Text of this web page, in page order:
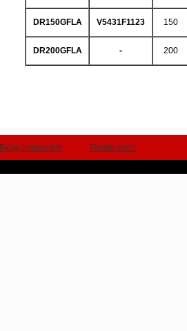
DR150GFLA V5431F1123 150
DR200GFLA - 200
Вход с паролем Прайс-лист